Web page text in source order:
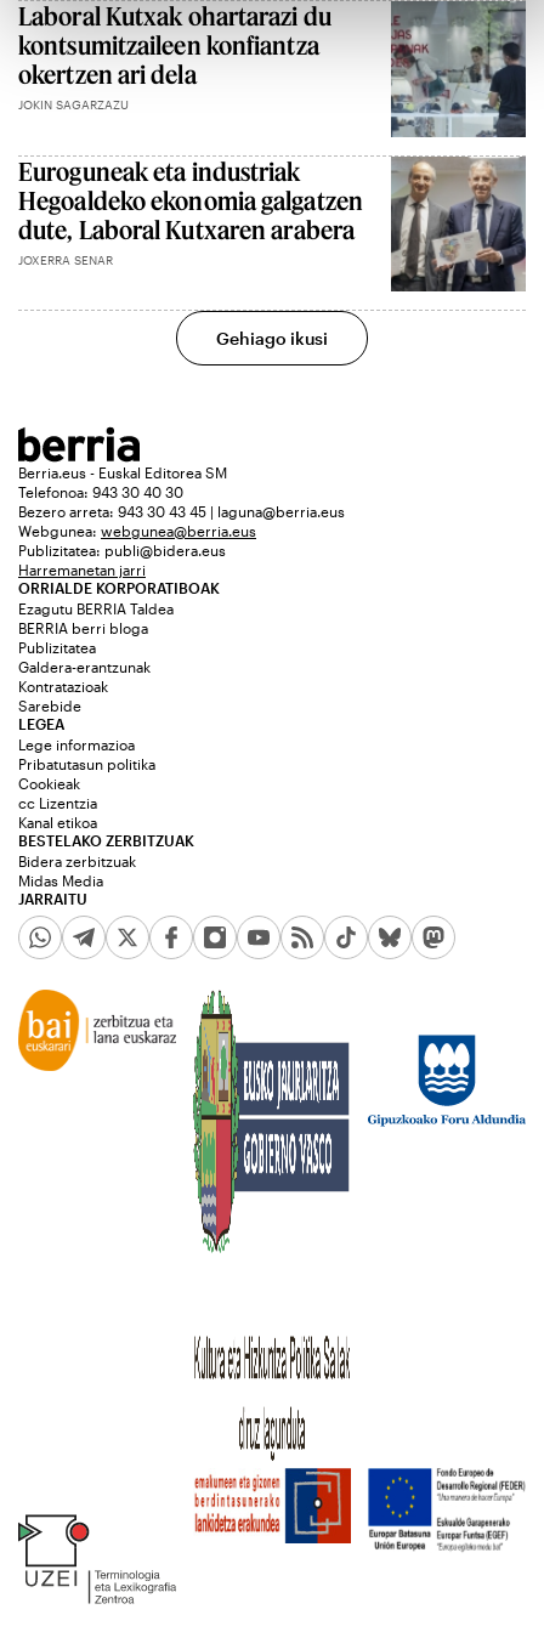
Laboral Kutxak ohartarazi du
kontsumitzaileen konfiantza
okertzen ari dela
JOKIN SAGARZAZU
Euroguneak eta industriak
Hegoaldeko ekonomia galgatzen
dute, Laboral Kutxaren arabera
JOXERRA SENAR
Gehiago ikusi
Berria.eus - Euskal Editorea SM
Telefonoa: 943 30 40 30
Bezero arreta: 943 30 43 45 | laguna@berria.eus
Webgunea: webgunea@berria.eus
Publizitatea: publi@bidera.eus
Harremanetan jarri
ORRIALDE KORPORATIBOAK
Ezagutu BERRIA Taldea
BERRIA berri bloga
Publizitatea
Galdera-erantzunak
Kontratazioak
Sarebide
JARRAITU
LEGEA
Lege informazioa
Pribatutasun politika
Cookieak
cc Lizentzia
Kanal etikoa
BESTELAKO ZERBITZUAK
Bidera zerbitzuak
Midas Media